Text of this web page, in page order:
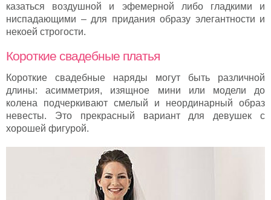
казаться воздушной и эфемерной либо гладкими и
ниспадающими – для придания образу элегантности и
некоей строгости.
Короткие свадебные платья
Короткие свадебные наряды могут быть различной
длины: асимметрия, изящное мини или модели до
колена подчеркивают смелый и неординарный образ
невесты. Это прекрасный вариант для девушек с
хорошей фигурой.